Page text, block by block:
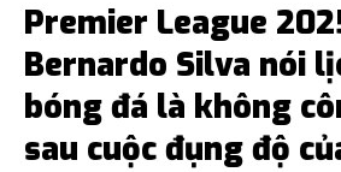
Premier League
Bernardo Silva nói
bóng đá là không
sau cuộc đụng độ